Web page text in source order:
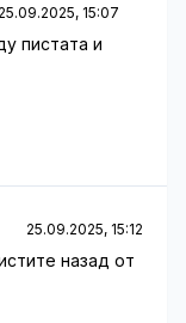
25.09.2025, 15:07
пистата и
25.09.2025, 15:12
назад от